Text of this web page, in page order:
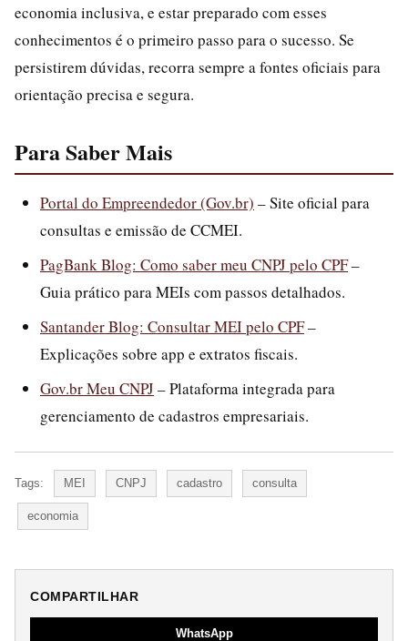
economia inclusiva, e estar preparado com esses
conhecimentos é o primeiro passo para o sucesso. Se
persistirem dúvidas, recorra sempre a fontes oficiais para
orientação precisa e segura.
Para Saber Mais
Portal do Empreendedor (Gov.br) – Site oficial para
consultas e emissão de CCMEI.
PagBank Blog: Como saber meu CNPJ pelo CPF–
Guia prático para MEIs com passos detalhados.
Santander Blog: Consultar MEI pelo CPF–
Explicações sobre app e extratos fiscais.
Gov.br Meu CNPJ – Plataforma integrada para
gerenciamento de cadastros empresariais.
Tags: MEI CNPJ cadastro consulta
economia
COMPARTILHAR
WhatsApp